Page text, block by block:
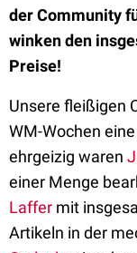
der Community
winken den
Preise!
Unsere fleißigen
WM-Wochen
ehrgeizig waren
einer Menge
Laffer mit
Artikeln in der